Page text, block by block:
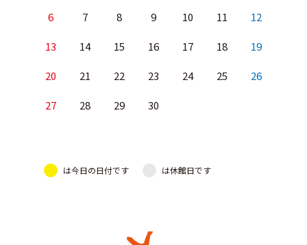
6 7 8 9 10 11 12
13 14 15 16 17 18 19
20 21 22 23 24 25 26
27 28 29 30
は今日の日付です は休館日です